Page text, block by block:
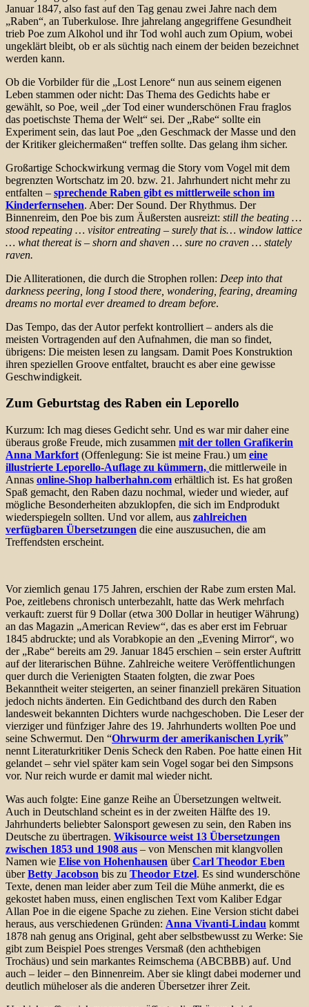
Januar 1847, also fast auf den Tag genau zwei Jahre nach dem
„Raben“, an Tuberkulose. Ihre jahrelang angegriffene Gesundheit
trieb Poe zum Alkohol und ihr Tod wohl auch zum Opium, wobei
ungeklärt bleibt, ob er als süchtig nach einem der beiden bezeichnet
werden kann.
Ob die Vorbilder für die „Lost Lenore“ nun aus seinem eigenen
Leben stammen oder nicht: Das Thema des Gedichts habe er
gewählt, so Poe, weil „der Tod einer wunderschönen Frau fraglos
das poetischste Thema der Welt“ sei. Der „Rabe“ sollte ein
Experiment sein, das laut Poe „den Geschmack der Masse und den
der Kritiker gleichermaßen“ treffen sollte. Das gelang ihm sicher.
Großartige Schockwirkung vermag die Story vom Vogel mit dem
begrenzten Wortschatz im 20. bzw. 21. Jahrhundert nicht mehr zu
entfalten – sprechende Raben gibt es mittlerweile schon im
Kinderfernsehen. Aber: Der Sound. Der Rhythmus. Der
Binnenreim, den Poe bis zum Äußersten ausreizt: still the beating …
stood repeating … visitor entreating – surely that is… window lattice
… what thereat is – shorn and shaven … sure no craven … stately
raven.
Die Alliterationen, die durch die Strophen rollen: Deep into that
darkness peering, long I stood there, wondering, fearing, dreaming
dreams no mortal ever dreamed to dream before.
Das Tempo, das der Autor perfekt kontrolliert – anders als die
meisten Vortragenden auf den Aufnahmen, die man so findet,
übrigens: Die meisten lesen zu langsam. Damit Poes Konstruktion
ihren speziellen Groove entfaltet, braucht es aber eine gewisse
Geschwindigkeit.
Zum Geburtstag des Raben ein Leporello
Kurzum: Ich mag dieses Gedicht sehr. Und es war mir daher eine
überaus große Freude, mich zusammen mit der tollen Grafikerin
Anna Markfort (Offenlegung: Sie ist meine Frau.) um eine
illustrierte Leporello-Auflage zu kümmern, die mittlerweile in
Annas online-Shop halberhahn.com erhältlich ist. Es hat großen
Spaß gemacht, den Raben dazu nochmal, wieder und wieder, auf
mögliche Besonderheiten abzuklopfen, die sich im Endprodukt
wiederspiegeln sollten. Und vor allem, aus zahlreichen
verfügbaren Übersetzungen die eine auszusuchen, die am
Treffendsten erscheint.
Vor ziemlich genau 175 Jahren, erschien der Rabe zum ersten Mal.
Poe, zeitlebens chronisch unterbezahlt, hatte das Werk mehrfach
verkauft: zuerst für 9 Dollar (etwa 300 Dollar in heutiger Währung)
an das Magazin „American Review“, das es aber erst im Februar
1845 abdruckte; und als Vorabkopie an den „Evening Mirror“, wo
der „Rabe“ bereits am 29. Januar 1845 erschien – sein erster Auftritt
auf der literarischen Bühne. Zahlreiche weitere Veröffentlichungen
quer durch die Verienigten Staaten folgten, die zwar Poes
Bekanntheit weiter steigerten, an seiner finanziell prekären Situation
jedoch nichts änderten. Ein Gedichtband des durch den Raben
landesweit bekannten Dichters wurde nachgeschoben. Die Leser der
vierziger und fünfziger Jahre des 19. Jahrhunderts wollten Poe und
seine Schwermut. Den “Ohrwurm der amerikanischen Lyrik”
nennt Literaturkritiker Denis Scheck den Raben. Poe hatte einen Hit
gelandet – sehr viel später kam sein Vogel sogar bei den Simpsons
vor. Nur reich wurde er damit mal wieder nicht.
Was auch folgte: Eine ganze Reihe an Übersetzungen weltweit.
Auch in Deutschland scheint es in der zweiten Hälfte des 19.
Jahrhunderts beliebter Salonsport gewesen zu sein, den Raben ins
Deutsche zu übertragen. Wikisource weist 13 Übersetzungen
zwischen 1853 und 1908 aus – von Menschen mit klangvollen
Namen wie Elise von Hohenhausen überCarl Theodor Eben
überBetty Jacobson bis zu Theodor Etzel. Es sind wunderschöne
Texte, denen man leider aber zum Teil die Mühe anmerkt, die es
gekostet haben muss, einen englischen Text vom Kaliber Edgar
Allan Poe in die eigene Spache zu ziehen. Eine Version sticht dabei
heraus, aus verschiedenen Gründen: Anna Vivanti-Lindau kommt
1878 nah genug ans Original, geht aber selbstbewusst zu Werke: Sie
gibt zum Beispiel Poes strenges Versmaß (den achthebigen
Trochäus) und sein markantes Reimschema (ABCBBB) auf. Und
auch – leider – den Binnenreim. Aber sie klingt dabei moderner und
deutlich müheloser als die anderen Übersetzer ihrer Zeit.